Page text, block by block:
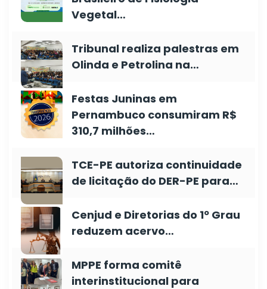
Vegetal…
Tribunal realiza palestras em
Olinda e Petrolina na…
Festas Juninas em
Pernambuco consumiram R$
310,7 milhões…
TCE-PE autoriza continuidade
de licitação do DER-PE para…
Cenjud e Diretorias do 1º Grau
reduzem acervo…
MPPE forma comitê
interinstitucional para